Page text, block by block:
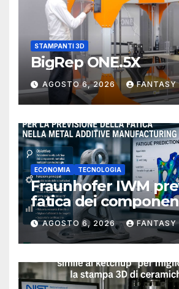
STAMPANTI 3D
BigRep ONE.5X
AGOSTO 6, 2026 FANTASY
ECONOMIA TECNOLOGIA
Fraunhofer IWM
fatica dei
metallici stampati in
AGOSTO 6, 2026 FANTASY